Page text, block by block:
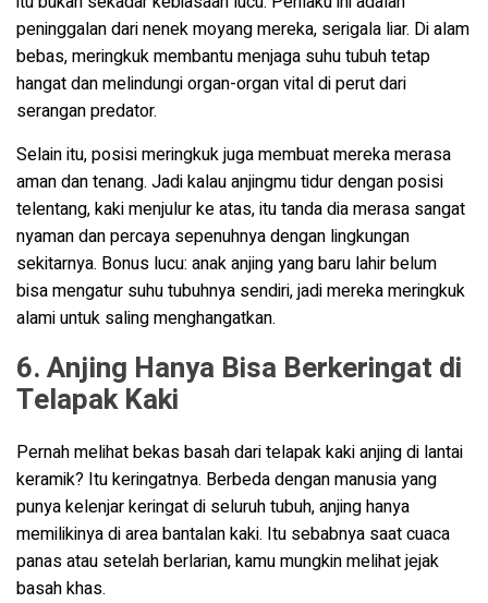
peninggalan dari nenek moyang mereka, serigala liar. Di alam
bebas, meringkuk membantu menjaga suhu tubuh tetap
hangat dan melindungi organ-organ vital di perut dari
serangan predator.
Selain itu, posisi meringkuk juga membuat mereka merasa
aman dan tenang. Jadi kalau anjingmu tidur dengan posisi
telentang, kaki menjulur ke atas, itu tanda dia merasa sangat
nyaman dan percaya sepenuhnya dengan lingkungan
sekitarnya. Bonus lucu: anak anjing yang baru lahir belum
bisa mengatur suhu tubuhnya sendiri, jadi mereka meringkuk
alami untuk saling menghangatkan.
6. Anjing Hanya Bisa Berkeringat di
Telapak Kaki
Pernah melihat bekas basah dari telapak kaki anjing di lantai
keramik? Itu keringatnya. Berbeda dengan manusia yang
punya kelenjar keringat di seluruh tubuh, anjing hanya
memilikinya di area bantalan kaki. Itu sebabnya saat cuaca
panas atau setelah berlarian, kamu mungkin melihat jejak
basah khas.